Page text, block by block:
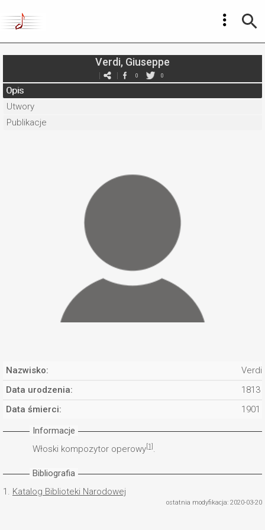
Verdi, Giuseppe
0 0
Opis
Utwory
Publikacje
Nazwisko:
Data urodzenia:
1813
Data śmierci:
1901
Informacje
Włoski kompozytor operowy [1] .
Bibliografia
1. Katalog Biblioteki Narodowej
ostatnia modyfikacja: 2020-03-20